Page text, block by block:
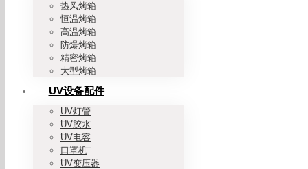
热风烤箱
恒温烤箱
高温烤箱
防爆烤箱
精密烤箱
大型烤箱
UV设备配件
UV灯管
UV胶水
UV电容
口罩机
UV变压器